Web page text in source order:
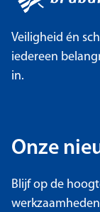
Veiligheid én
iedereen
in.
Onze
Blijf op de